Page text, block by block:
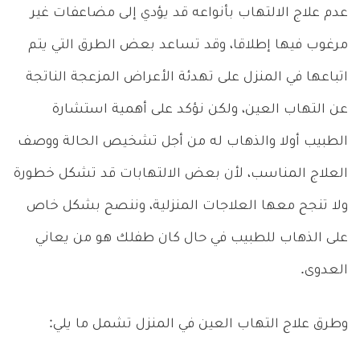
عدم علاج الالتهاب بأنواعه قد يؤدي إلى مضاعفات غير
مرغوب فيها إطلاقا، وقد تساعد بعض الطرق التي يتم
اتباعها في المنزل على تهدئة الأعراض المزعجة الناتجة
عن التهاب العين، ولكن نؤكد على أهمية استشارة
الطبيب أولا والذهاب له من أجل تشخيص الحالة ووصف
العلاج المناسب، لأن بعض الالتهابات قد تشكل خطورة
ولا تنجح معها العلاجات المنزلية، وننصح بشكل خاص
على الذهاب للطبيب في حال كان طفلك هو من يعاني
العدوى.
وطرق علاج التهاب العين في المنزل تشمل ما يلي: